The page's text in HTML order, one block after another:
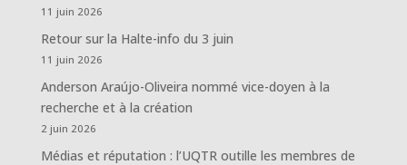
11 juin 2026
Retour sur la Halte-info du 3 juin
11 juin 2026
Anderson Araújo-Oliveira nommé vice-doyen à la
recherche et à la création
2 juin 2026
Médias et réputation : l’UQTR outille les membres de